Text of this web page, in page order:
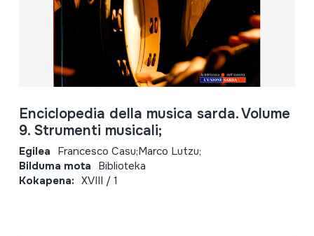
Enciclopedia della musica sarda. Volume
9. Strumenti musicali;
Egilea Francesco Casu;Marco Lutzu;
Bilduma mota Biblioteka
Kokapena: XVIII / 1